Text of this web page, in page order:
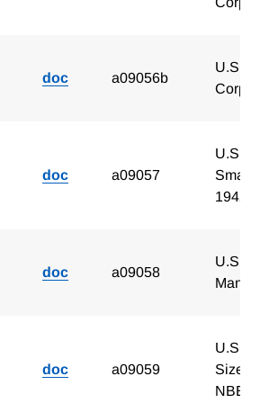
doc a09056b
U.S.
doc a09057
U.S.
Small
1942
doc a09058
U.S.
doc a09059
U.S.
Sized
NBER